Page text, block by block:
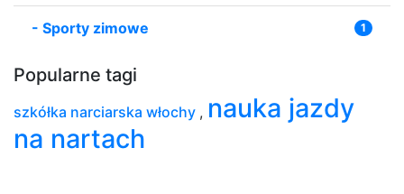
- Sporty zimowe 1
Popularne tagi
szkółka narciarska włochy , nauka jazdy
na nartach